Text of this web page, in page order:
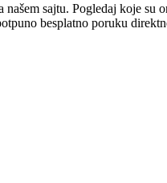
sajtu. Pogledaj koje su
besplatno poruku